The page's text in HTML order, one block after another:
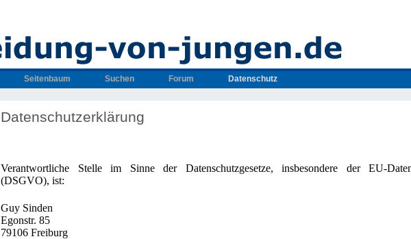
Seitenbaum Suchen Forum Datenschutz
Datenschutzerklärung
Verantwortliche Stelle im Sinne der Datenschutzgesetze, insbesondere der EU-
(DSGVO), ist:
Guy Sinden
Egonstr. 85
79106 Freiburg